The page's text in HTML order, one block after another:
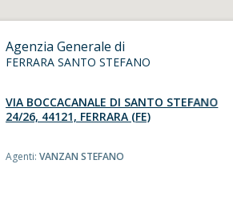
Agenzia Generale di
FERRARA SANTO STEFANO
VIA BOCCACANALE DI SANTO STEFANO
24/26, 44121, FERRARA (FE)
Agenti:VANZAN STEFANO